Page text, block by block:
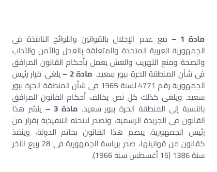
مادة 1 –
مع عدم الإخلال بالقوانين واللوائح النافذة فى
الجمهورية العربية المتحدة والمتعلقة بالعدل والأمن والآداب
والصحة ومنع التهريب والغش يعمل بأحكام القانون المرافق
فى شأن المنطقة الحرة ببور سعيد. مادة 2 –
يلغى قرار رئيس
الجمهورية رقم 4771 لسنة 1965 فى شأن المنطقة الحرة ببور
سعيد. ويلغى كذلك كل نص يخالف أحكام القانون المرافق
بالنسبة إلى المنطقة الحرة ببور سعيد. مادة 3 –
ينشر هذا
القانون فى الجريدة الرسمية، وتصدر لائحته التنفيذية بقرار من
رئيس الجمهورية. يبصم هذا القانون بخاتم الدولة، وينفذ
كقانون من قوانينها، صدر برياسة الجمهورية فى 28 ربيع الآخر
سنة 1386 (15 أغسطس سنة 1966).